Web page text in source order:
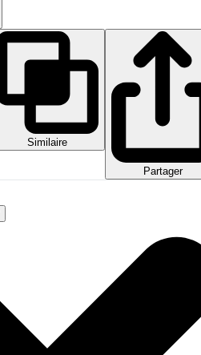
Similaire
Partager